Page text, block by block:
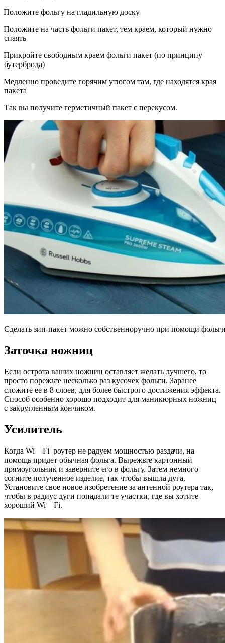
Положите фольгу на гладильную доску
Положите на часть фольги пакет, тем краем, который нужно
спаять
Прикройте свободным краем фольги пакет (по принципу
бутерброда)
Медленно проведите горячим утюгом там, где находятся края
пакета
Так вы получите герметичный пакет с перекусом.
Сделать зип-пакет можно собственноручно при помощи
Заточка ножниц
Если острота ваших ножниц оставляет желать лучшего, то
просто порежьте несколько раз кусочек фольги. Заранее
сложите ее в 8 слоев, для более быстрого достижения эффекта.
Способ особенно хорошо подходит для маникюрных ножниц
с закругленным кончиком.
Усилитель
Когда Wi—Fi роутер не радуем мощностью раздачи, на
помощь придет обычная фольга. Вырежьте картонный
прямоугольник и заверните его в фольгу. Затем немного
согните полученное изделие, так чтобы вышла дуга.
Установите свое новое изобретение за антенной роутера так,
чтобы в радиус дуги попадали те участки, где вы хотите
хороший Wi—Fi.